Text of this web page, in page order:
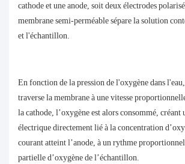
cathode et une anode, soit deux électrodes
membrane semi-perméable sépare la solution
et l'échantillon.
En fonction de la pression de l'oxygène dans
traverse la membrane à une vitesse
la cathode, l’oxygène est alors consommé, créant
électrique directement lié à la concentration
courant atteint l’anode, à un rythme
partielle d’oxygène de l’échantillon.